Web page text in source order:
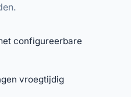
configureerbare
vroegtijdig